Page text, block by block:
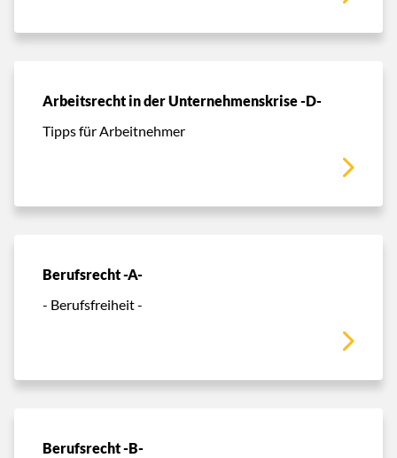
Arbeitsrecht in der Unternehmenskrise -D-
Tipps für Arbeitnehmer
Berufsrecht -A-
- Berufsfreiheit -
Berufsrecht -B-